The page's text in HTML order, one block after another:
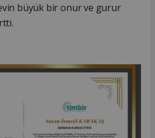
büyük bir onur ve gurur